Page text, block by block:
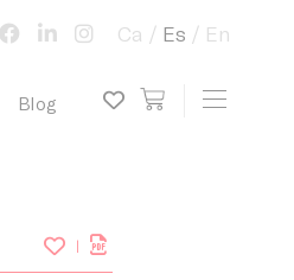
Blog view cart
My wish list
Toggle
Ca Es En